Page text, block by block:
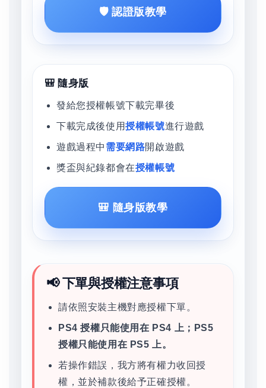
🛡️ 認證版教學
🎒 隨身版
發給您授權帳號下載完畢後
下載完成後使用授權帳號進行遊戲
遊戲過程中 需要網路開啟遊戲
獎盃與紀錄都會在授權帳號
🎒 隨身版教學
📢 下單與授權注意事項
請依照安裝主機對應授權下單。
PS4 授權只能使用在 PS4 上；PS5
授權只能使用在 PS5 上。
若操作錯誤，我方將有權力收回授
權，並於補款後給予正確授權。